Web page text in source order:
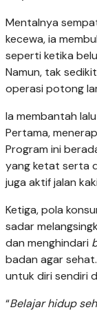
Mentalnya
kecewa, ia
seperti ketika
Namun, tak
operasi potong
Ia membantah
Pertama,
Program ini
yang ketat serta
juga aktif jalan
Ketiga, pola
sadar
dan menghindari
badan agar
untuk diri sendiri
“Belajar hidup